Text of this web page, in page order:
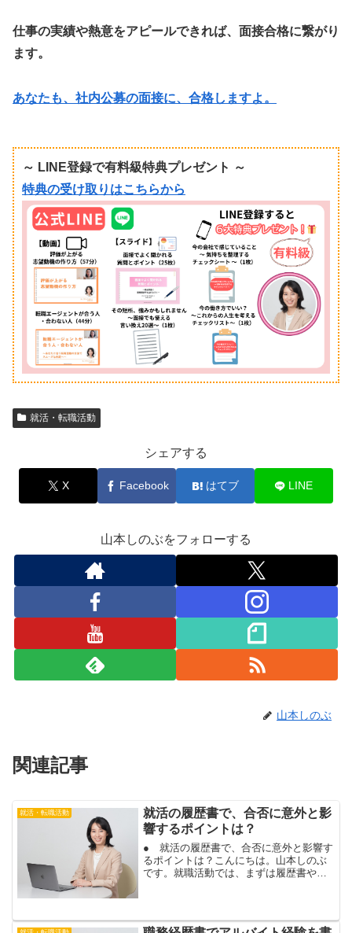
仕事の実績や熱意をアピールできれば、面接合格に繋がり
ます。
あなたも、社内公募の面接に、合格しますよ。
～ LINE登録で有料級特典プレゼント ～
特典の受け取りはこちらから
就活・転職活動
シェアする
X Facebook はてブ LINE
山本しのぶをフォローする
山本しのぶ
関連記事
就活・転職活動
就活の履歴書で、合否に意外と影
響するポイントは？
● 就活の履歴書で、合否に意外と影響す
るポイントは？こんにちは。山本しのぶ
です。就職活動では、まずは履歴書やエ
考がある場合もあるでし...